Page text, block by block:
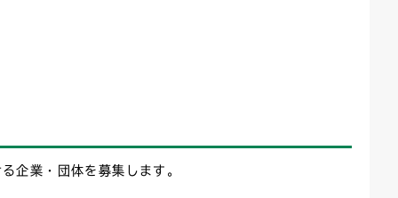
企業・団体を募集します。